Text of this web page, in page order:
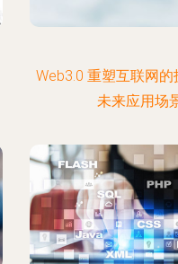
Web3.0 重塑互联网
未来应用场